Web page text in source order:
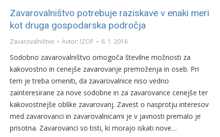
Zavarovalništvo potrebuje raziskave v enaki meri
kot druga gospodarska področja
Zavarovalništvo Avtor: IZOP 6. 1. 2016
Sodobno zavarovalništvo omogoča številne možnosti za
kakovostno in cenejše zavarovanje premoženja in oseb. Pri
tem je treba omeniti, da zavarovalnice niso vedno
zainteresirane za nove sodobne in za zavarovance cenejše ter
kakovostnejše oblike zavarovanj. Zavest o nasprotju interesov
med zavarovanci in zavarovalnicami je v javnosti premalo je
prisotna. Zavarovanci so tisti, ki morajo iskati nove…